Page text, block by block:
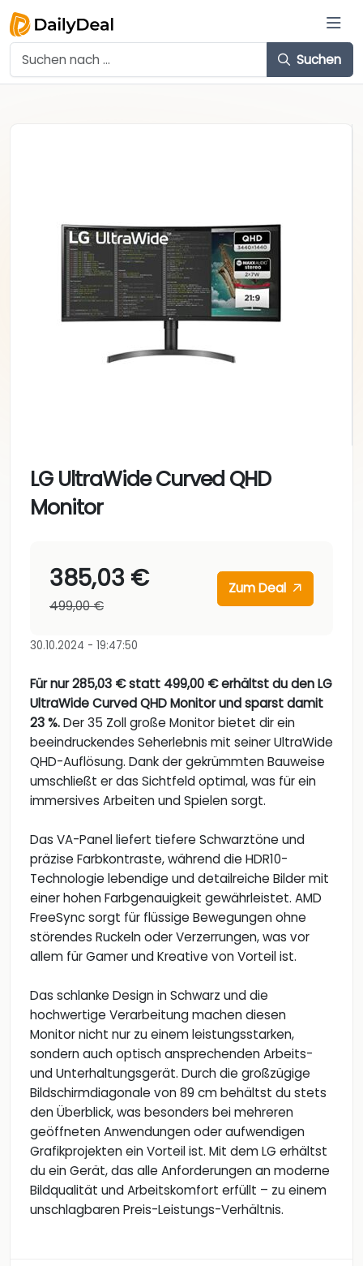
Suchen
LG UltraWide Curved QHD
Monitor
385,03 €
499,00 €
Zum Deal
30.10.2024 - 19:47:50
Für nur 285,03 € statt 499,00 € erhältst du den LG
UltraWide Curved QHD Monitor und sparst damit
23 %.Der 35 Zoll große Monitor bietet dir ein
beeindruckendes Seherlebnis mit seiner UltraWide
QHD-Auflösung. Dank der gekrümmten Bauweise
umschließt er das Sichtfeld optimal, was für ein
immersives Arbeiten und Spielen sorgt.
Das VA-Panel liefert tiefere Schwarztöne und
präzise Farbkontraste, während die HDR10-
Technologie lebendige und detailreiche Bilder mit
einer hohen Farbgenauigkeit gewährleistet. AMD
FreeSync sorgt für flüssige Bewegungen ohne
störendes Ruckeln oder Verzerrungen, was vor
allem für Gamer und Kreative von Vorteil ist.
Das schlanke Design in Schwarz und die
hochwertige Verarbeitung machen diesen
Monitor nicht nur zu einem leistungsstarken,
sondern auch optisch ansprechenden Arbeits-
und Unterhaltungsgerät. Durch die großzügige
Bildschirmdiagonale von 89 cm behältst du stets
den Überblick, was besonders bei mehreren
geöffneten Anwendungen oder aufwendigen
Grafikprojekten ein Vorteil ist. Mit dem LG erhältst
du ein Gerät, das alle Anforderungen an moderne
Bildqualität und Arbeitskomfort erfüllt – zu einem
unschlagbaren Preis-Leistungs-Verhältnis.